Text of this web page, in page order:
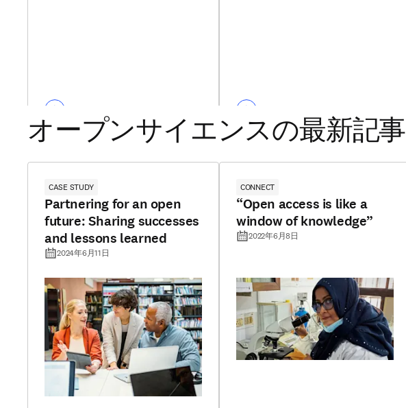
オープンサイエンスの最新記事
CASE STUDY
Partnering for an open
future: Sharing successes
and lessons learned
2024年6月11日
CONNECT
“Open access is like a
window of knowledge”
2022年6月8日